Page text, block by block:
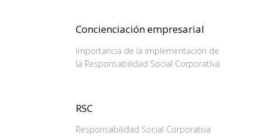
Concienciación empresarial
Importancia de la implementación de
la Responsabilidad Social Corporativa
RSC
Responsabilidad Social Corporativa